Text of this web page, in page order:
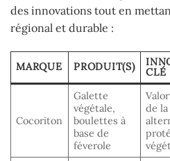
des innovations tout en
régional et durable :
MARQUE PRODUIT(S)
CLÉ
Cocoriton
Galette
végétale,
boulettes à
base de
féverole
de